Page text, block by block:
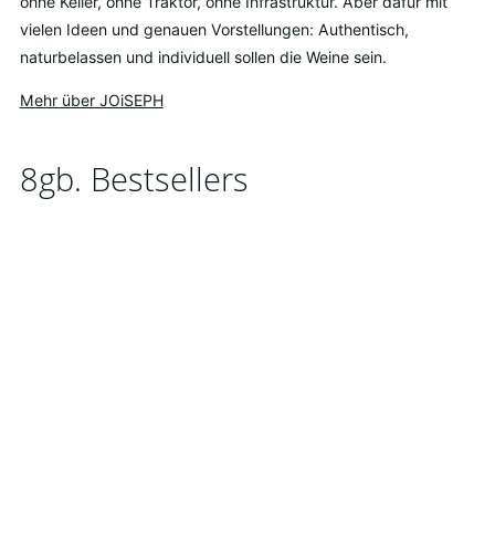
vielen Ideen und genauen Vorstellungen: Authentisch,
naturbelassen und individuell sollen die Weine sein.
Mehr über JOiSEPH
8gb. Bestsellers